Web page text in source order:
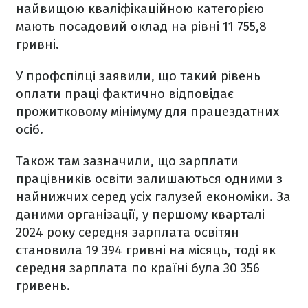
найвищою кваліфікаційною категорією
мають посадовий оклад на рівні 11 755,8
гривні.
У профспілці заявили, що такий рівень
оплати праці фактично відповідає
прожитковому мінімуму для працездатних
осіб.
Також там зазначили, що зарплати
працівників освіти залишаються одними з
найнижчих серед усіх галузей економіки. За
даними організації, у першому кварталі
2024 року середня зарплата освітян
становила 19 394 гривні на місяць, тоді як
середня зарплата по країні була 30 356
гривень.